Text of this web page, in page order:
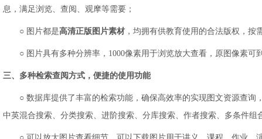
息，满足浏览、查阅、观摩等需要；
○ 图片都是高清正版图片素材，均拥有供教育使用的合法版权，按
○ 图片具有多种分辨率，1000像素用于浏览放大查看，原图像素可到
三、多种检索查阅方式，便捷的使用功能
○ 数据库提供了丰富的检索功能，确保高效率的实现图文资源查询
中英混合搜索、分类搜索、进阶搜索、分库搜索、作者搜索、多条件组